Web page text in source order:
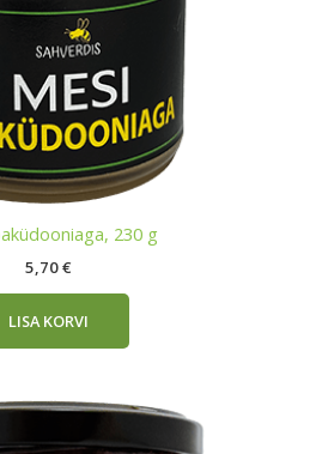
230 g
5,70€
LISA KORVI